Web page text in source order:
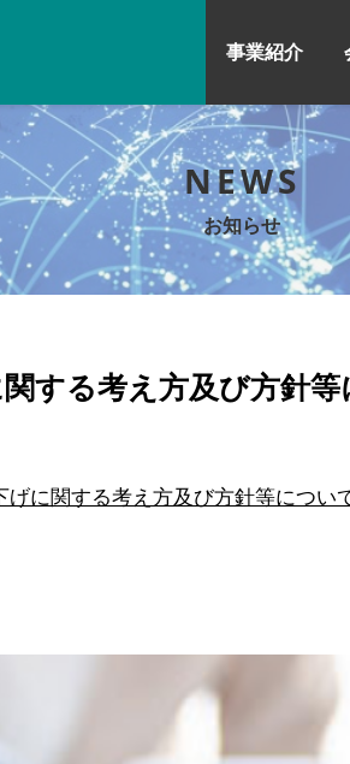
事業紹介
NEWS
お知らせ
する考え方及び方針
げに関する考え方及び方針等につい